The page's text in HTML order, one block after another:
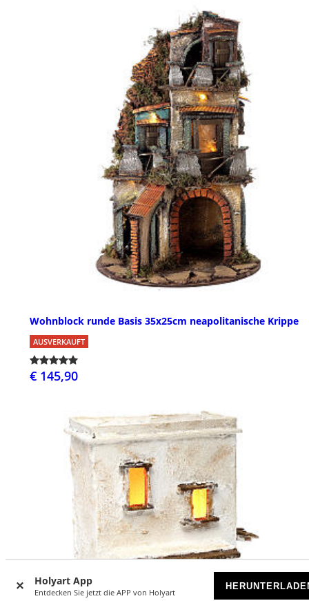
Holyart App
Entdecken Sie jetzt die APP von Holyart
Wohnblock runde Basis 35x25cm neapolitanische Krippe
AUSVERKAUFT
€ 145,90